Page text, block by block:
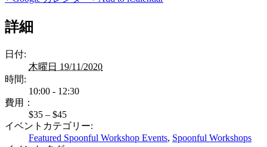
詳細
日付:
木曜日 19/11/2020
時間:
10:00 - 12:30
費用：
$35 – $45
イベントカテゴリー:
Featured Spoonful Workshop Events, Spoonful Workshops